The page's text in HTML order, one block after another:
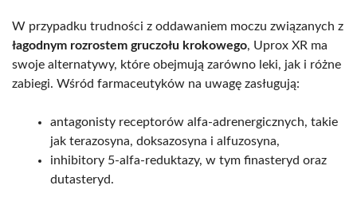
W przypadku trudności z oddawaniem moczu związanych z
łagodnym rozrostem gruczołu krokowego, Uprox XR ma
swoje alternatywy, które obejmują zarówno leki, jak i różne
zabiegi. Wśród farmaceutyków na uwagę zasługują:
antagonisty receptorów alfa-adrenergicznych, takie
jak terazosyna, doksazosyna i alfuzosyna,
inhibitory 5-alfa-reduktazy, w tym finasteryd oraz
dutasteryd.